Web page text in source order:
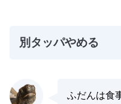
別タッパやめる
ふだんは食